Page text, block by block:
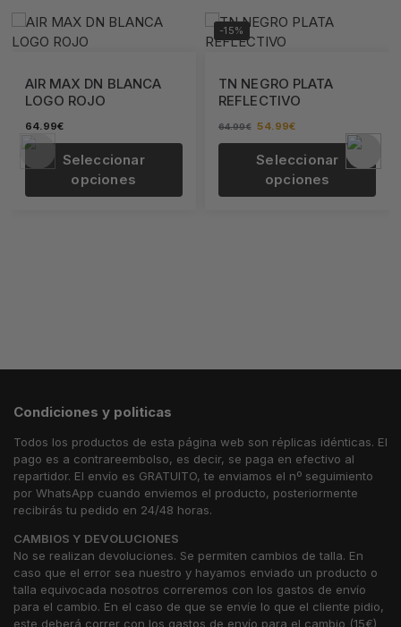
AIR MAX DN BLANCA
LOGO ROJO
64.99€
Seleccionar
opciones
-15%
TN NEGRO PLATA
REFLECTIVO
64.99€ 54.99€
Seleccionar
opciones
Condiciones y politicas
Todos los productos de esta página web son réplicas idénticas. El
pago es a contrareembolso, es decir, se paga en efectivo al
repartidor. El envío es GRATUITO, te enviamos el nº seguimiento
por WhatsApp cuando enviemos el producto, posteriormente
recibirás tu pedido en 24/48 horas.
CAMBIOS Y DEVOLUCIONES
No se realizan devoluciones. Se permiten cambios de talla. En
caso que el error sea nuestro y hayamos enviado un producto o
talla equivocada nosotros correremos con los gastos de envío
para el cambio. En el caso de que se envíe lo que el cliente pidio,
este deberá correr con los gastos de envío para el cambio (15€)